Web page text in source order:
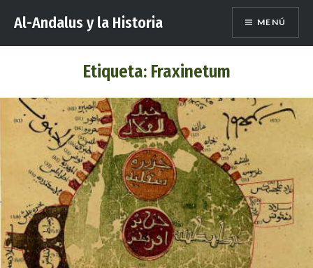
contenido
Al-Andalus y la Historia MENÚ
Etiqueta: Fraxinetum